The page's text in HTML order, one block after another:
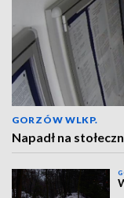
GORZÓW WLKP.
Napadł na